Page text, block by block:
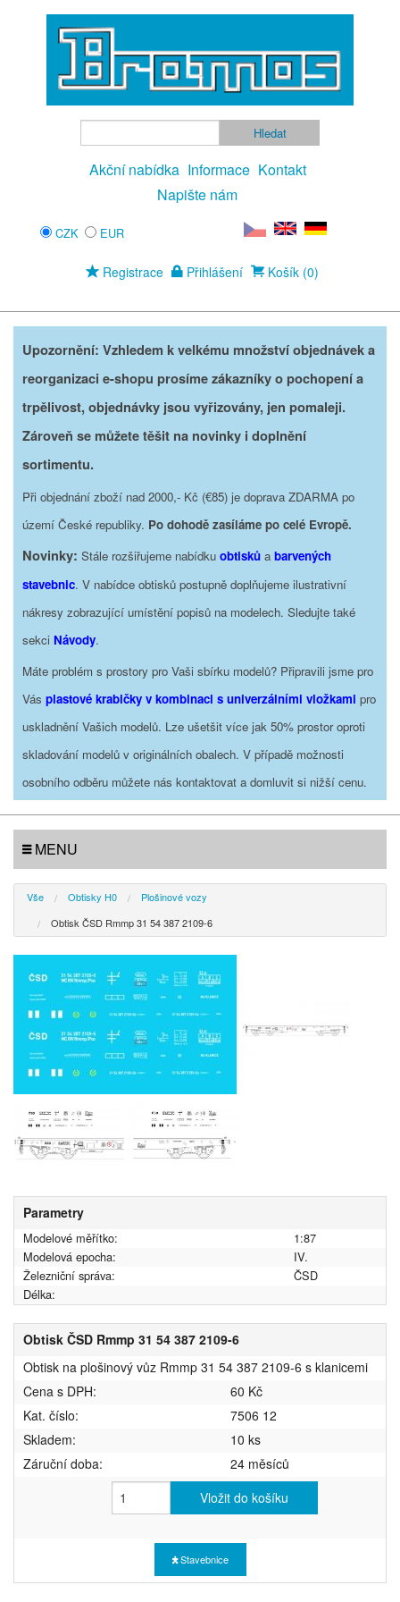
Akční nabídka Informace Kontakt
Napište nám
CZK EUR
Registrace Přihlášení Košík (0)
Upozornění: Vzhledem k velkému množství objednávek a
reorganizaci e-shopu prosíme zákazníky o pochopení a
trpělivost, objednávky jsou vyřizovány, jen pomaleji.
Zároveň se můžete těšit na novinky i doplnění
sortimentu.
Při objednání zboží nad 2000,- Kč (€85) je doprava ZDARMA po
území České republiky. Po dohodě zasíláme po celé Evropě.
Novinky: Stále rozšiřujeme nabídku obtisků a barvených
stavebnic. V nabídce obtisků postupně doplňujeme ilustrativní
nákresy zobrazující umístění popisů na modelech. Sledujte také
sekci Návody.
Máte problém s prostory pro Vaši sbírku modelů? Připravili jsme pro
Vás plastové krabičky v kombinaci s univerzálními vložkami pro
uskladnění Vašich modelů. Lze ušetšit více jak 50% prostor oproti
skladování modelů v originálních obalech. V případě možnosti
osobního odběru můžete nás kontaktovat a domluvit si nižší cenu.
MENU
Vše Obtisky H0
Plošinové vozy
Obtisk ČSD Rmmp 31 54 387 2109-6
Parametry
Modelové měřítko:
1:87
Modelová epocha:
IV.
Železniční správa:
ČSD
Délka:
Obtisk ČSD Rmmp 31 54 387 2109-6
Obtisk na plošinový vůz Rmmp 31 54 387 2109-6 s klanicemi
Cena s DPH:
60 Kč
Kat. číslo:
7506 12
Skladem:
10 ks
Záruční doba:
24 měsíců
Vložit do košíku
Stavebnice